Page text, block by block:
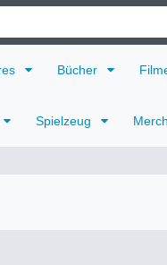
Bücher
Spielzeug